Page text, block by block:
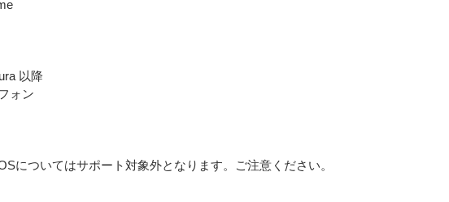
以降
ォン
についてはサポート対象外となります。ご注意ください。